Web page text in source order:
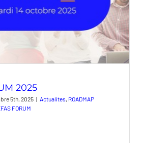
2025
5th, 2025 | Actualites, ROADMAP
FORUM